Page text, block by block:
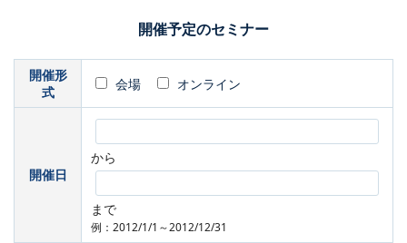
開催予定のセミナー
開催形
式
会場 オンライン
開催日
から
まで
例：2012/1/1～2012/12/31